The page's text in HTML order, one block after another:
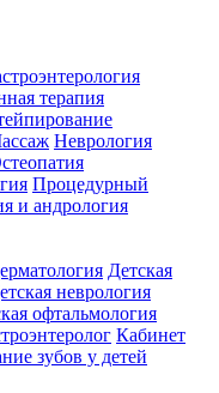
терапия
Неврология
Процедурный
и андрология
Детская
неврология
офтальмология
Кабинет
зубов у детей